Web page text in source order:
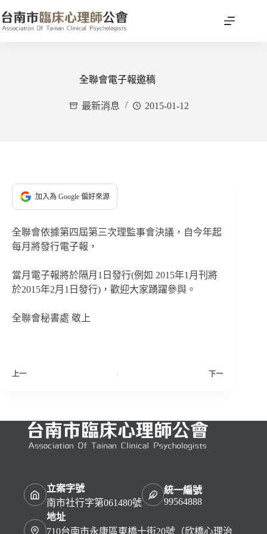
至
全聯會電子報邀稿
最新消息 2015-01-12
加入為 Google 偏好來源
全聯會依據第四屆第三次理監事會決議，自今年起
每月將發行電子報，
當月電子報將於隔月1日發行(例如 2015年1月刊將
於2015年2月1日發行)，歡迎大家踴躍參與。
全聯會秘書處 敬上
上一 下一
立案字號
南市社行字第061480號
統一編號
99564888
地址
710台南市永康區東橋十街20號（欣橋心理治